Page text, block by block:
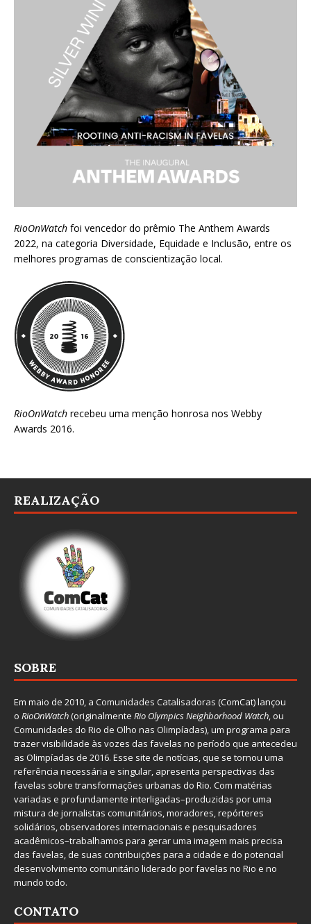
RioOnWatch foi vencedor do prêmio The Anthem Awards
2022, na categoria Diversidade, Equidade e Inclusão, entre os
melhores programas de conscientização local.
RioOnWatch recebeu uma menção honrosa nos Webby
Awards 2016.
REALIZAÇÃO
SOBRE
Em maio de 2010, a Comunidades Catalisadoras (ComCat) lançou
o RioOnWatch(originalmente Rio Olympics Neighborhood Watch, ou
Comunidades do Rio de Olho nas Olimpíadas), um programa para
trazer visibilidade às vozes das favelas no período que antecedeu
as Olimpíadas de 2016. Esse site de notícias, que se tornou uma
referência necessária e singular, apresenta perspectivas das
favelas sobre transformações urbanas do Rio. Com matérias
variadas e profundamente interligadas–produzidas por uma
mistura de jornalistas comunitários, moradores, repórteres
solidários, observadores internacionais e pesquisadores
acadêmicos–trabalhamos para gerar uma imagem mais precisa
das favelas, de suas contribuições para a cidade e do potencial
desenvolvimento comunitário liderado por favelas no Rio e no
mundo todo.
CONTATO